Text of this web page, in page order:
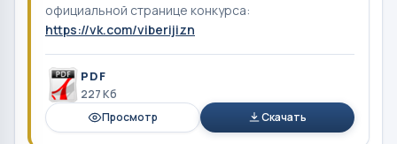
официальной странице конкурса:
https://vk.com/viberijizn
PDF
227 Кб
Просмотр
Скачать